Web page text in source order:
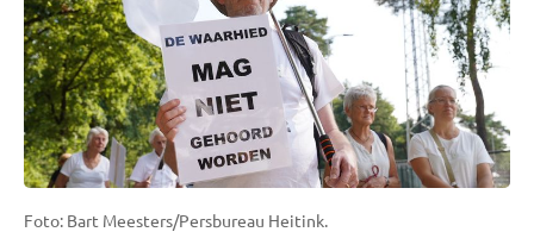
Foto: Bart Meesters/Persbureau Heitink.